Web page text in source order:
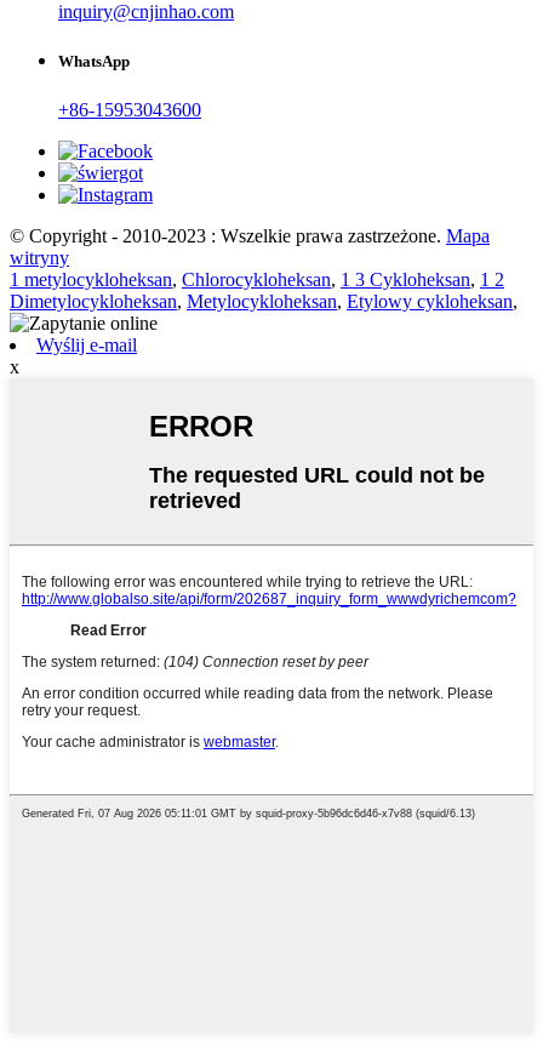
inquiry@cnjinhao.com
WhatsApp
+86-15953043600
© Copyright - 2010-2023 : Wszelkie prawa zastrzeżone. Mapa
witryny
1 metylocykloheksan, Chlorocykloheksan, 1 3 Cykloheksan, 1 2
Dimetylocykloheksan, Metylocykloheksan, Etylowy cykloheksan,
Wyślij e-mail
x